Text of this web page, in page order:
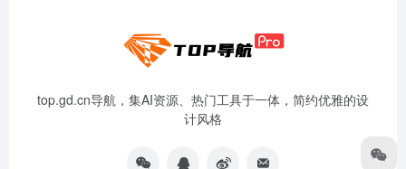
top.gd.cn导航，集AI资源、热门工具于一体，简约优雅的设
计风格